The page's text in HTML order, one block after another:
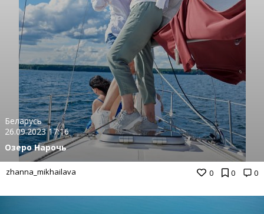
0 0 0
Беларусь
26.09.2023 17:16
Озеро Нарочь
zhanna_mikhailava